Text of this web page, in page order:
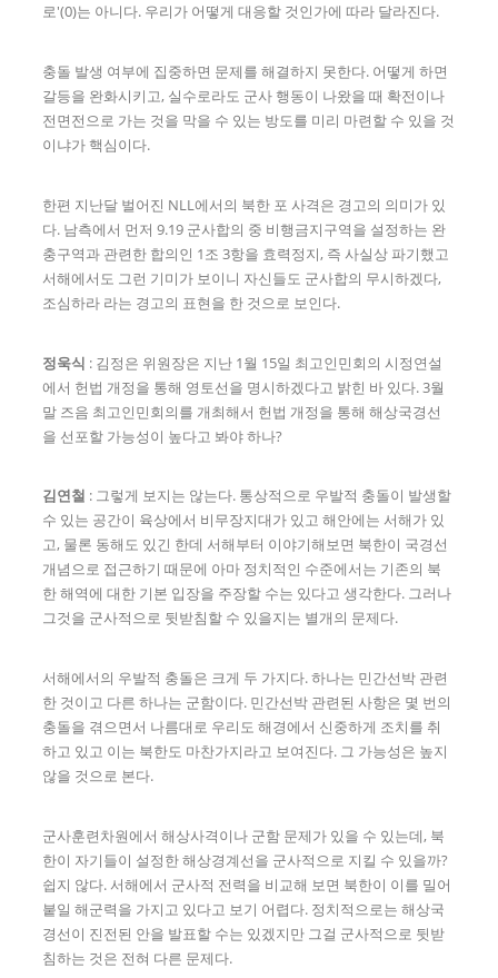
로'(0)는 아니다. 우리가 어떻게 대응할 것인가에 따라 달라진다.
충돌 발생 여부에 집중하면 문제를 해결하지 못한다. 어떻게 하면
갈등을 완화시키고, 실수로라도 군사 행동이 나왔을 때 확전이나
전면전으로 가는 것을 막을 수 있는 방도를 미리 마련할 수 있을 것
이냐가 핵심이다.
한편 지난달 벌어진 NLL에서의 북한 포 사격은 경고의 의미가 있
다. 남측에서 먼저 9.19 군사합의 중 비행금지구역을 설정하는 완
충구역과 관련한 합의인 1조 3항을 효력정지, 즉 사실상 파기했고
서해에서도 그런 기미가 보이니 자신들도 군사합의 무시하겠다,
조심하라 라는 경고의 표현을 한 것으로 보인다.
정욱식 : 김정은 위원장은 지난 1월 15일 최고인민회의 시정연설
에서 헌법 개정을 통해 영토선을 명시하겠다고 밝힌 바 있다. 3월
말 즈음 최고인민회의를 개최해서 헌법 개정을 통해 해상국경선
을 선포할 가능성이 높다고 봐야 하나?
김연철 : 그렇게 보지는 않는다. 통상적으로 우발적 충돌이 발생할
수 있는 공간이 육상에서 비무장지대가 있고 해안에는 서해가 있
고, 물론 동해도 있긴 한데 서해부터 이야기해보면 북한이 국경선
개념으로 접근하기 때문에 아마 정치적인 수준에서는 기존의 북
한 해역에 대한 기본 입장을 주장할 수는 있다고 생각한다. 그러나
그것을 군사적으로 뒷받침할 수 있을지는 별개의 문제다.
서해에서의 우발적 충돌은 크게 두 가지다. 하나는 민간선박 관련
한 것이고 다른 하나는 군함이다. 민간선박 관련된 사항은 몇 번의
충돌을 겪으면서 나름대로 우리도 해경에서 신중하게 조치를 취
하고 있고 이는 북한도 마찬가지라고 보여진다. 그 가능성은 높지
않을 것으로 본다.
군사훈련차원에서 해상사격이나 군함 문제가 있을 수 있는데, 북
한이 자기들이 설정한 해상경계선을 군사적으로 지킬 수 있을까?
쉽지 않다. 서해에서 군사적 전력을 비교해 보면 북한이 이를 밀어
붙일 해군력을 가지고 있다고 보기 어렵다. 정치적으로는 해상국
경선이 진전된 안을 발표할 수는 있겠지만 그걸 군사적으로 뒷받
침하는 것은 전혀 다른 문제다.